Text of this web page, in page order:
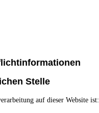
Stelle
auf dieser Website ist: